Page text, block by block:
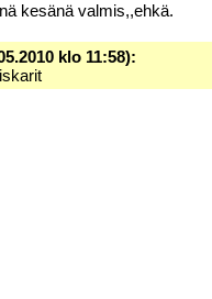
kesänä valmis,,ehkä.
klo 11:58):